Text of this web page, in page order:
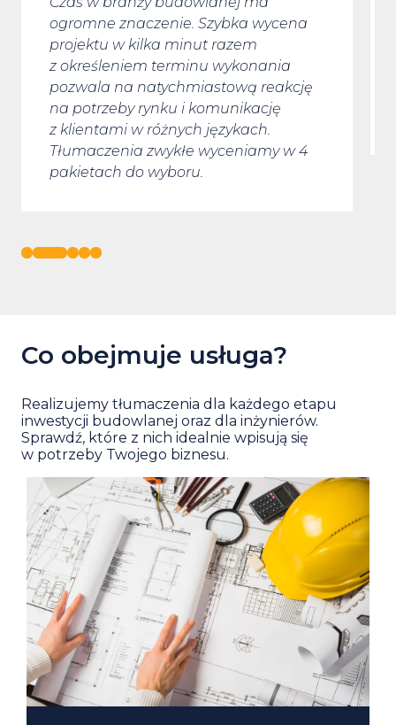
ogromne znaczenie. Szybka wycena
projektu w kilka minut razem
z określeniem terminu wykonania
pozwala na natychmiastową reakcję
na potrzeby rynku i komunikację
z klientami w różnych językach.
Tłumaczenia zwykłe wyceniamy w 4
pakietach do wyboru.
Co obejmuje usługa?
Realizujemy tłumaczenia dla każdego etapu
inwestycji budowlanej oraz dla inżynierów.
Sprawdź, które z nich idealnie wpisują się
w potrzeby Twojego biznesu.